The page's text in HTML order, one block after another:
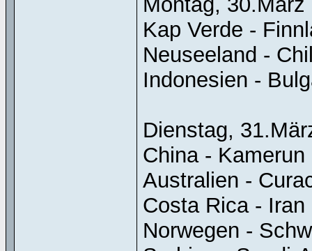
Kap Verde -
Neuseeland -
Indonesien -
Dienstag,
China -
Australien -
Costa Rica -
Norwegen -